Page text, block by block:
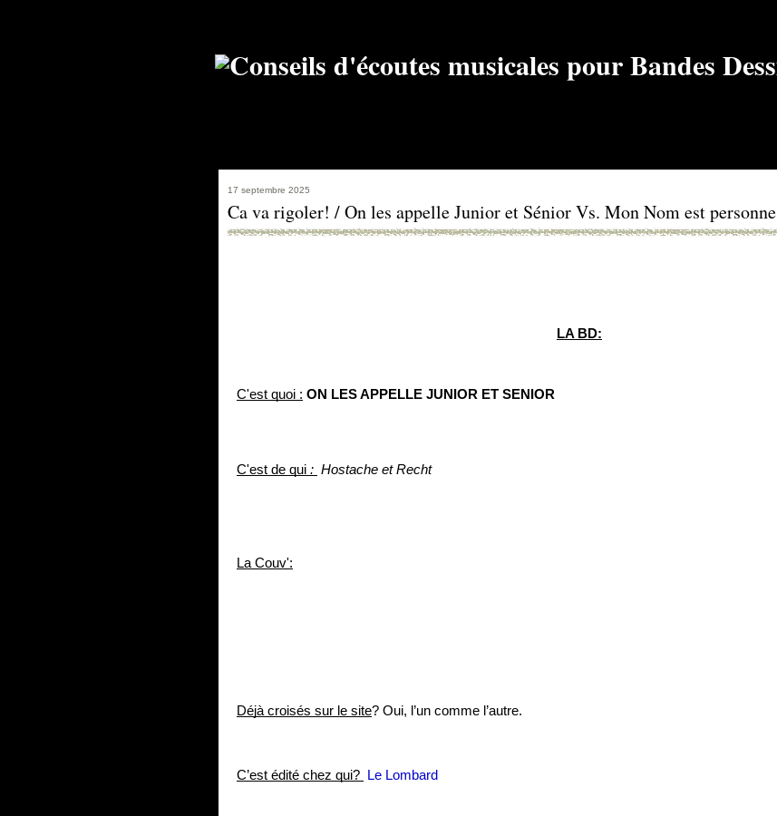
17 septembre 2025
Ca va rigoler! / On les appelle Junior et Sénior Vs. Mon Nom est personne
LA BD:
C'est quoi : ON LES APPELLE JUNIOR ET SENIOR
C'est de qui : Hostache et Recht
La Couv':
Déjà croisés sur le site? Oui, l’un comme l’autre.
C’est édité chez qui? Le Lombard